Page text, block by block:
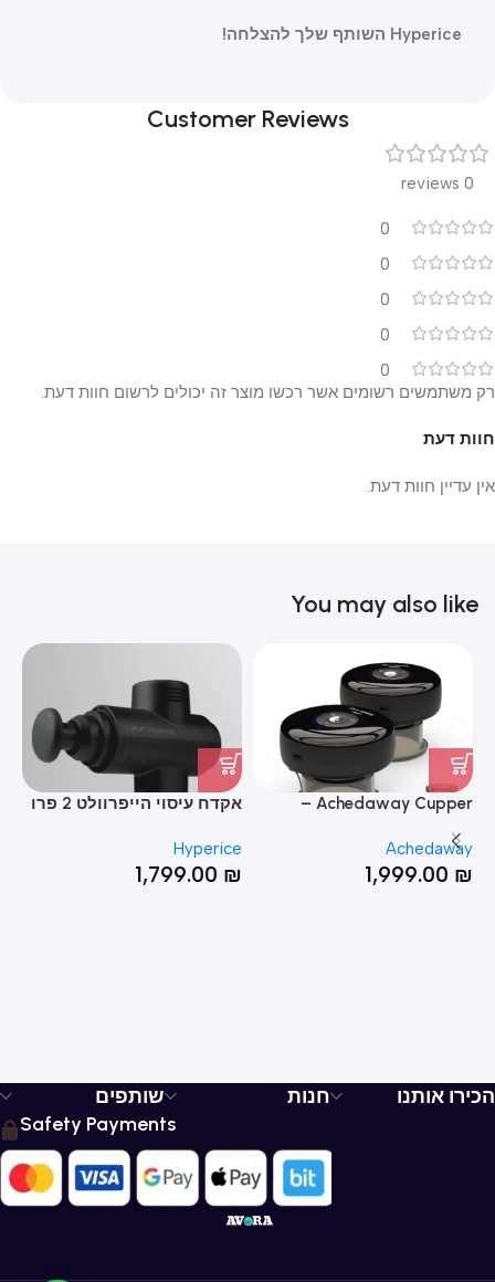
Hyperice השותף שלך להצלחה!
Customer Reviews
0 reviews
0
0
0
0
0
חוות דעת
אין עדיין חוות דעת.
רק משתמשים רשומים אשר רכשו מוצר זה יכולים לרשום חוות דעת.
You may also like
Achedaway Cupper –
רוח ועיסוי עמוק (זוג)
Achedaway
1,999.00 ₪
אקדח עיסוי הייפרוולט 2 פרו
Hyperice
1,799.00 ₪
הכירו אותנו חנות
שותפים
Safety Payments